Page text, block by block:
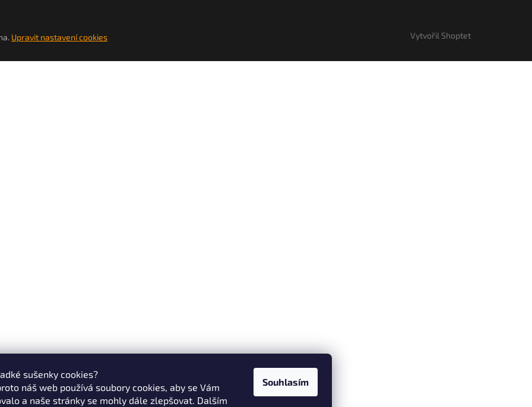
sušenky cookies?
náš web používá soubory cookies, aby se Vám
a naše stránky se mohly dále zlepšovat. Dalším
Souhlasím
Vytvořil Shoptet
Upravit nastavení cookies